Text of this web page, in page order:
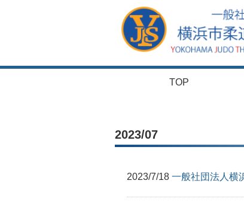
TOP
2023/07
2023/7/18 一般社団法人横